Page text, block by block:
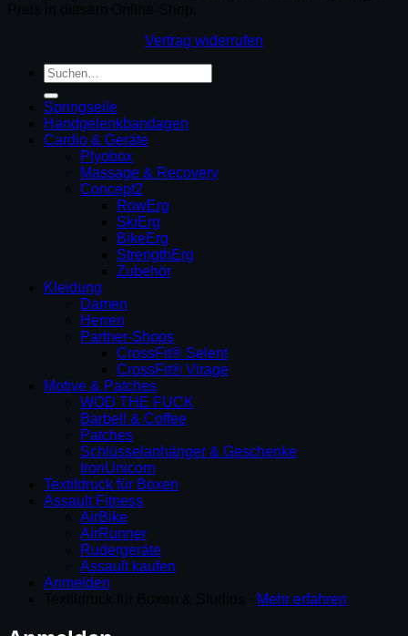
Vertrag widerrufen
Suchen
nach:
Springseile
Handgelenkbandagen
Cardio & Geräte
Plyobox
Massage & Recovery
Concept2
RowErg
SkiErg
BikeErg
StrengthErg
Zubehör
Kleidung
Damen
Herren
Partner-Shops
CrossFit® Selent
CrossFit® Virage
Motive & Patches
WOD THE FUCK
Barbell & Coffee
Patches
Schlüsselanhänger & Geschenke
IronUnicorn
Textildruck für Boxen
Assault Fitness
AirBike
AirRunner
Rudergeräte
Assault kaufen
Anmelden
Mehr erfahren